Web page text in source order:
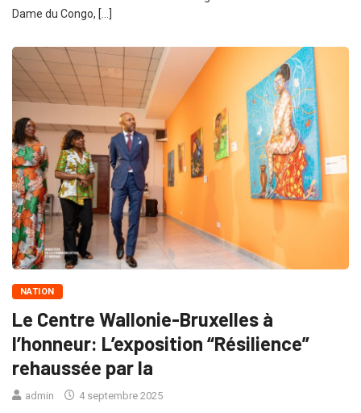
Dame du Congo, […]
NATION
Le Centre Wallonie-Bruxelles à
l’honneur: L’exposition “Résilience”
rehaussée par la
admin 4 septembre 2025